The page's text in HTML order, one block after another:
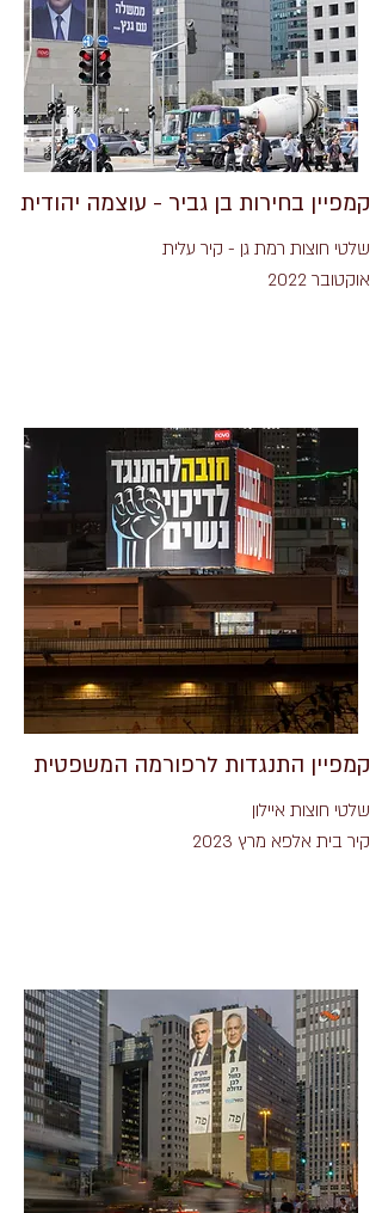
קמפיין בחירות בן גביר - עוצמה יהודית
שלטי חוצות רמת גן - קיר עלית
אוקטובר 2022
קמפיין התנגדות לרפורמה המשפטית
שלטי חוצות איילון
קיר בית אלפא מרץ 2023